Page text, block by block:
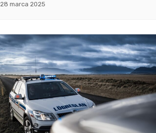
28 marca 2025